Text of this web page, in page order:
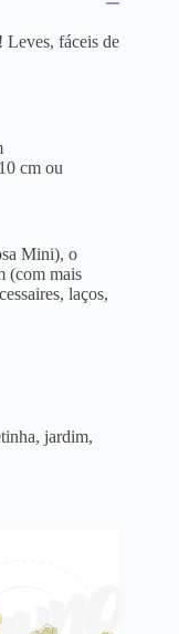
Leves, fáceis de
cm ou
Mini), o
(com mais
laços,
jardim,